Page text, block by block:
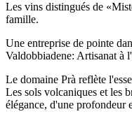
Les vins distingués de
famille.
Une entreprise de pointe
Valdobbiadene: Artisanat à
Le domaine Prà reflète
Les sols volcaniques et les
élégance, d'une profondeur